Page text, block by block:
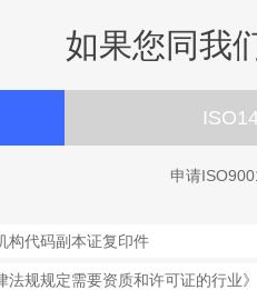
如果您同我
申请
构代码副本证复印件
规规定需要资质和许可证的行业》